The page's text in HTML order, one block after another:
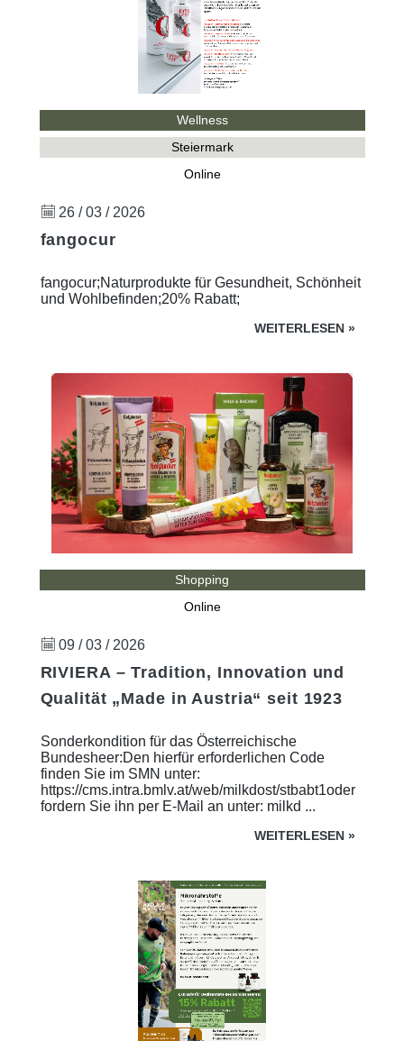
Wellness
Steiermark
Online
26 / 03 / 2026
fangocur
fangocur;Naturprodukte für Gesundheit, Schönheit
und Wohlbefinden;20% Rabatt;
WEITERLESEN »
Shopping
Online
09 / 03 / 2026
RIVIERA – Tradition, Innovation und
Qualität „Made in Austria“ seit 1923
Sonderkondition für das Österreichische
Bundesheer:Den hierfür erforderlichen Code
finden Sie im SMN unter:
https://cms.intra.bmlv.at/web/milkdost/stbabt1oder
fordern Sie ihn per E-Mail an unter: milkd ...
WEITERLESEN »